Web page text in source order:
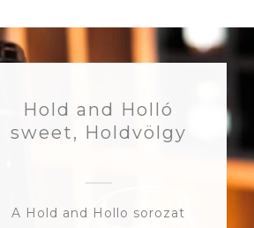
Hold and Holló
sweet, Holdvölgy
A Hold and Hollo sorozat